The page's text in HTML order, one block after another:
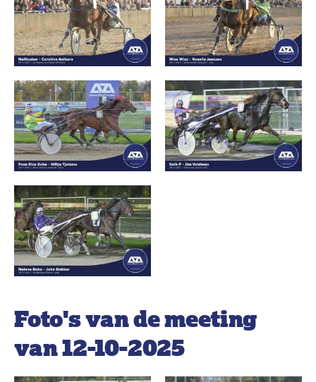
Foto's van de meeting
van 12-10-2025